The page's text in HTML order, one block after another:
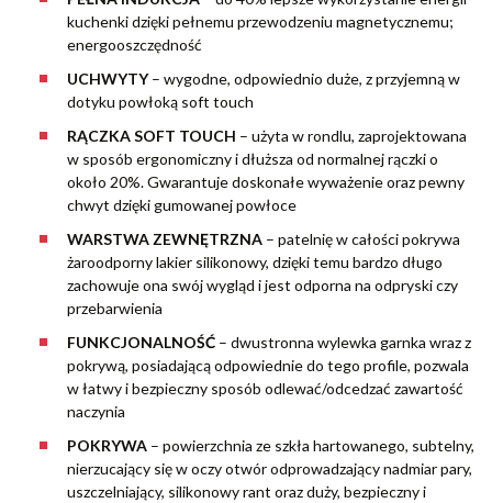
kuchenki dzięki pełnemu przewodzeniu magnetycznemu;
energooszczędność
UCHWYTY– wygodne, odpowiednio duże, z przyjemną w
dotyku powłoką soft touch
RĄCZKA SOFT TOUCH – użyta w rondlu, zaprojektowana
w sposób ergonomiczny i dłuższa od normalnej rączki o
około 20%. Gwarantuje doskonałe wyważenie oraz pewny
chwyt dzięki gumowanej powłoce
WARSTWA ZEWNĘTRZNA – patelnię w całości pokrywa
żaroodporny lakier silikonowy, dzięki temu bardzo długo
zachowuje ona swój wygląd i jest odporna na odpryski czy
przebarwienia
FUNKCJONALNOŚĆ – dwustronna wylewka garnka wraz z
pokrywą, posiadającą odpowiednie do tego profile, pozwala
w łatwy i bezpieczny sposób odlewać/odcedzać zawartość
naczynia
POKRYWA – powierzchnia ze szkła hartowanego, subtelny,
nierzucający się w oczy otwór odprowadzający nadmiar pary,
uszczelniający, silikonowy rant oraz duży, bezpieczny i